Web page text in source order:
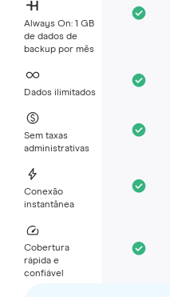
Always On: 1 GB
de dados de
backup por mês
Dados ilimitados
Sem taxas
administrativas
Conexão
instantânea
Cobertura
rápida e
confiável